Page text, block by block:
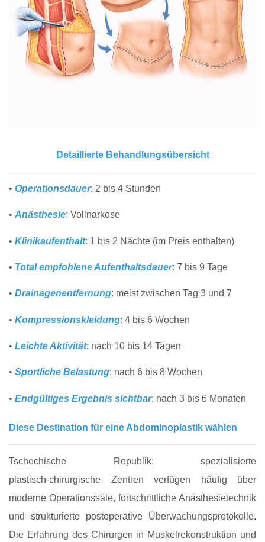
Detaillierte Behandlungsübersicht
• Operationsdauer: 2 bis 4 Stunden
• Anästhesie: Vollnarkose
• Klinikaufenthalt: 1 bis 2 Nächte (im Preis enthalten)
• Total empfohlene Aufenthaltsdauer: 7 bis 9 Tage
• Drainagenentfernung: meist zwischen Tag 3 und 7
• Kompressionskleidung: 4 bis 6 Wochen
• Leichte Aktivität: nach 10 bis 14 Tagen
• Sportliche Belastung: nach 6 bis 8 Wochen
• Endgültiges Ergebnis sichtbar: nach 3 bis 6 Monaten
Diese Destination für eine Abdominoplastik wählen
Tschechische Republik: spezialisierte
plastisch‑chirurgische Zentren verfügen häufig über
moderne Operationssäle, fortschrittliche Anästhesietechnik
und strukturierte postoperative Überwachungsprotokolle.
Die Erfahrung des Chirurgen in Muskelrekonstruktion und